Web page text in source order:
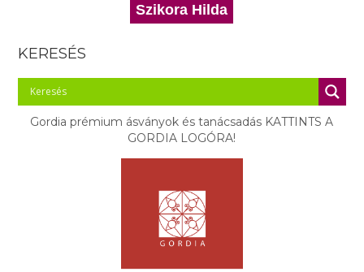
Szikora Hilda
KERESÉS
Gordia prémium ásványok és tanácsadás KATTINTS A
GORDIA LOGÓRA!